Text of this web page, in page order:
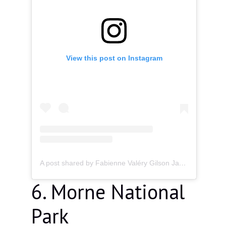
View this post on Instagram
A post shared by Fabienne Valéry Gilson Jacquemin (@seychelles_travel_tips)
6. Morne National
Park